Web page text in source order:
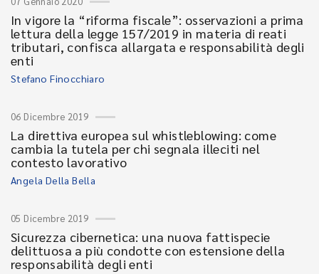
In vigore la “riforma fiscale”: osservazioni a prima
lettura della legge 157/2019 in materia di reati
tributari, confisca allargata e responsabilità degli
enti
Stefano Finocchiaro
06 Dicembre 2019
La direttiva europea sul whistleblowing: come
cambia la tutela per chi segnala illeciti nel
contesto lavorativo
Angela Della Bella
05 Dicembre 2019
Sicurezza cibernetica: una nuova fattispecie
delittuosa a più condotte con estensione della
responsabilità degli enti